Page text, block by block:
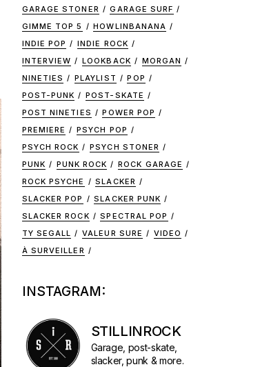
GARAGE STONER
GARAGE SURF
GIMME TOP 5
HOWLINBANANA
INDIE POP
INDIE ROCK
INTERVIEW
LOOKBACK
MORGAN
NINETIES
PLAYLIST
POP
POST-PUNK
POST-SKATE
POST NINETIES
POWER POP
PREMIERE
PSYCH POP
PSYCH ROCK
PSYCH STONER
PUNK
PUNK ROCK
ROCK GARAGE
ROCK PSYCHE
SLACKER
SLACKER POP
SLACKER PUNK
SLACKER ROCK
SPECTRAL POP
TY SEGALL
VALEUR SURE
VIDEO
À SURVEILLER
INSTAGRAM:
STILLINROCK
Garage, post-skate,
slacker, punk & more.